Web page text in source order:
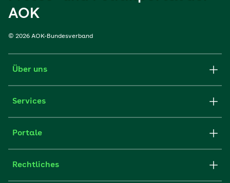
AOK
© 2026 AOK-Bundesverband
Über uns
Services
Portale
Rechtliches